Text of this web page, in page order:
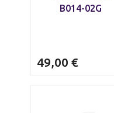
B014-02G
49,00 €